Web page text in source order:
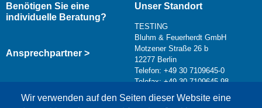
Wir verwenden auf den Seiten dieser Website eine
Benötigen Sie eine
individuelle Beratung?
Ansprechpartner >
Unser Standort
TESTING
Bluhm & Feuerherdt GmbH
Motzener Straße 26 b
12277 Berlin
Telefon: +49 30 7109645-0
Telefax: +49 30 7109645-98
info@testing.de